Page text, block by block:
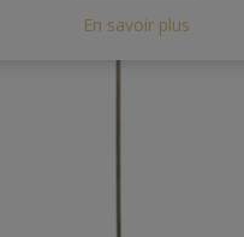
En savoir plus